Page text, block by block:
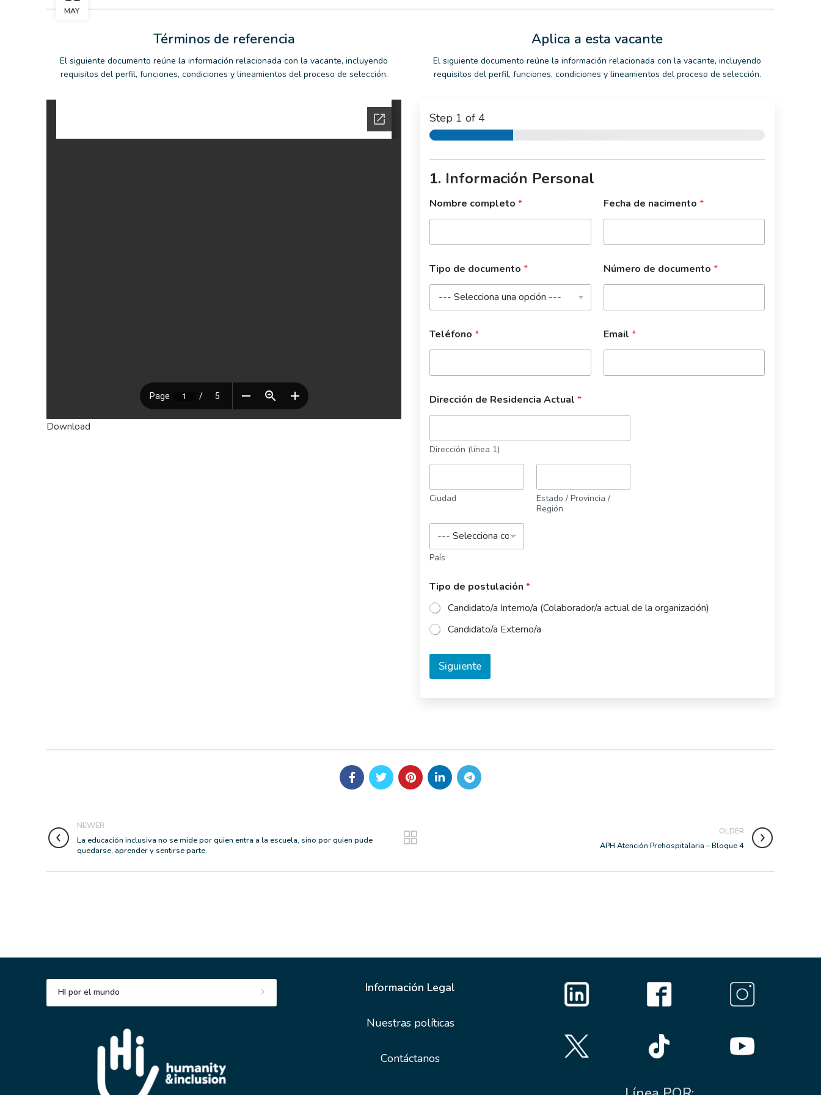
MAY
Términos de referencia
El siguiente documento reúne la información relacionada con la vacante, incluyendo
requisitos del perfil, funciones, condiciones y lineamientos del proceso de selección.
Download
Aplica a esta vacante
El siguiente documento reúne la información relacionada con la vacante, incluyendo
requisitos del perfil, funciones, condiciones y lineamientos del proceso de selección.
Step 1 of 4
1. Información Personal
Nombre completo * Fecha de nacimento *
Tipo de documento * Número de documento *
Teléfono * Email *
Dirección de Residencia Actual *
Dirección (línea 1)
Ciudad
Estado / Provincia /
Región
País
Tipo de postulación *
Candidato/a Interno/a (Colaborador/a actual de la organización)
Candidato/a Externo/a
Siguiente
NEWER
La educación inclusiva no se mide por quien entra a la escuela, sino por quien pude
quedarse, aprender y sentirse parte.
OLDER
APH Atención Prehospitalaria – Bloque 4
HI por el mundo Información Legal
Nuestras políticas
Contáctanos